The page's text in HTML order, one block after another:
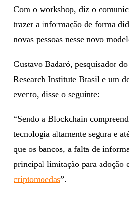
Com o workshop, diz o
trazer a informação de forma
novas pessoas nesse novo
Gustavo Badaró, pesquisador
Research Institute Brasil e um
evento, disse o seguinte:
“Sendo a Blockchain
tecnologia altamente segura e
que os bancos, a falta de
principal limitação para adoção
criptomoedas”.